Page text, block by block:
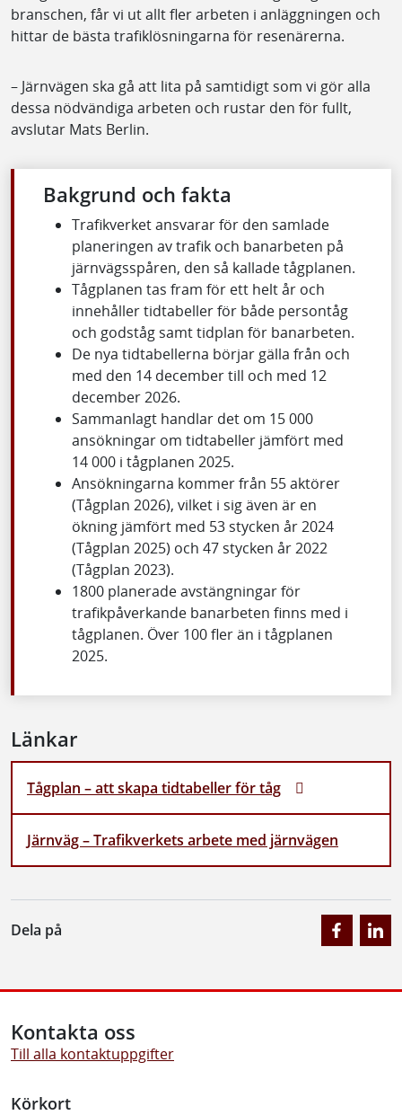
branschen, får vi ut allt fler arbeten i anläggningen och
hittar de bästa trafiklösningarna för resenärerna.
– Järnvägen ska gå att lita på samtidigt som vi gör alla
dessa nödvändiga arbeten och rustar den för fullt,
avslutar Mats Berlin.
Bakgrund och fakta
Trafikverket ansvarar för den samlade
planeringen av trafik och banarbeten på
järnvägsspåren, den så kallade tågplanen.
Tågplanen tas fram för ett helt år och
innehåller tidtabeller för både persontåg
och godståg samt tidplan för banarbeten.
De nya tidtabellerna börjar gälla från och
med den 14 december till och med 12
december 2026.
Sammanlagt handlar det om 15 000
ansökningar om tidtabeller jämfört med
14 000 i tågplanen 2025.
Ansökningarna kommer från 55 aktörer
(Tågplan 2026), vilket i sig även är en
ökning jämfört med 53 stycken år 2024
(Tågplan 2025) och 47 stycken år 2022
(Tågplan 2023).
1800 planerade avstängningar för
trafikpåverkande banarbeten finns med i
tågplanen. Över 100 fler än i tågplanen
2025.
Länkar
Tågplan – att skapa tidtabeller för tåg
Järnväg – Trafikverkets arbete med järnvägen
Dela på
Kontakta oss
Till alla kontaktuppgifter
Körkort